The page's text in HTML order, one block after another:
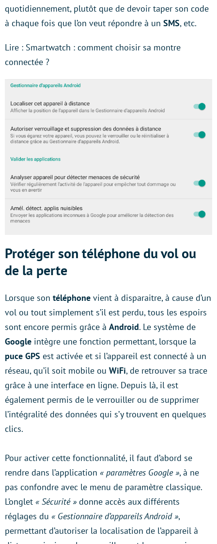
quotidiennement, plutôt que de devoir taper son code
à chaque fois que l’on veut répondre à un SMS, etc.
Lire : Smartwatch : comment choisir sa montre
connectée ?
Protéger son téléphone du vol ou
de la perte
Lorsque son téléphone vient à disparaitre, à cause d’un
vol ou tout simplement s’il est perdu, tous les espoirs
sont encore permis grâce à Android. Le système de
Google intègre une fonction permettant, lorsque la
puce GPS est activée et si l’appareil est connecté à un
réseau, qu’il soit mobile ou WiFi, de retrouver sa trace
grâce à une interface en ligne. Depuis là, il est
également permis de le verrouiller ou de supprimer
l’intégralité des données qui s’y trouvent en quelques
clics.
Pour activer cette fonctionnalité, il faut d’abord se
rendre dans l’application « paramètres Google », à ne
pas confondre avec le menu de paramètre classique.
L’onglet « Sécurité » donne accès aux différents
réglages du « Gestionnaire d’appareils Android »,
permettant d’autoriser la localisation de l’appareil à